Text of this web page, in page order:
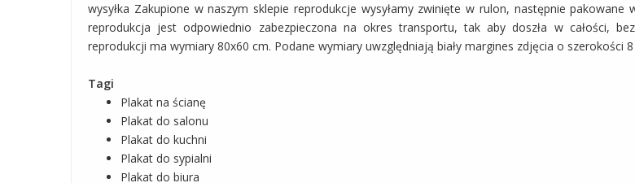
wysyłka Zakupione w naszym sklepie reprodukcje wysyłamy zwinięte w rulon, następnie
reprodukcja jest odpowiednio zabezpieczona na okres transportu, tak aby doszła w całości,
reprodukcji ma wymiary 80x60 cm. Podane wymiary uwzględniają biały margines zdjęcia o szerokości
Tagi
Plakat na ścianę
Plakat do salonu
Plakat do kuchni
Plakat do sypialni
Plakat do biura